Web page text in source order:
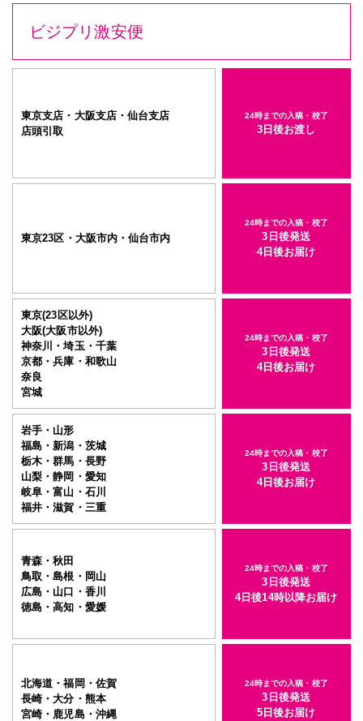
ビジプリ激安便
東京支店・大阪支店・仙台支店
店頭引取
24時までの入稿・校了
3日後お渡し
東京23区・大阪市内・仙台市内
24時までの入稿・校了
3日後発送
4日後お届け
東京(23区以外)
大阪(大阪市以外)
神奈川・埼玉・千葉
京都・兵庫・和歌山
奈良
宮城
24時までの入稿・校了
3日後発送
4日後お届け
岩手・山形
福島・新潟・茨城
栃木・群馬・長野
山梨・静岡・愛知
岐阜・富山・石川
福井・滋賀・三重
24時までの入稿・校了
3日後発送
4日後お届け
青森・秋田
鳥取・島根・岡山
広島・山口・香川
徳島・高知・愛媛
24時までの入稿・校了
3日後発送
4日後14時以降お届け
北海道・福岡・佐賀
長崎・大分・熊本
宮崎・鹿児島・沖縄
24時までの入稿・校了
3日後発送
5日後お届け